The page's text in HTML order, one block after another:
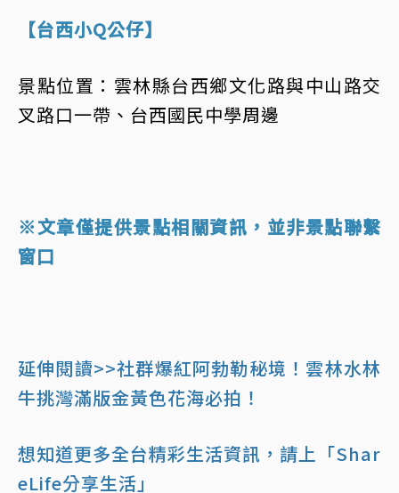
【台西小Q公仔】
景點位置：雲林縣台西鄉文化路與中山路交
叉路口一帶、台西國民中學周邊
※文章僅提供景點相關資訊，並非景點聯繫
窗口
延伸閱讀>>社群爆紅阿勃勒秘境！雲林水林
牛挑灣滿版金黃色花海必拍！
想知道更多全台精彩生活資訊，請上「Shar
eLife分享生活」